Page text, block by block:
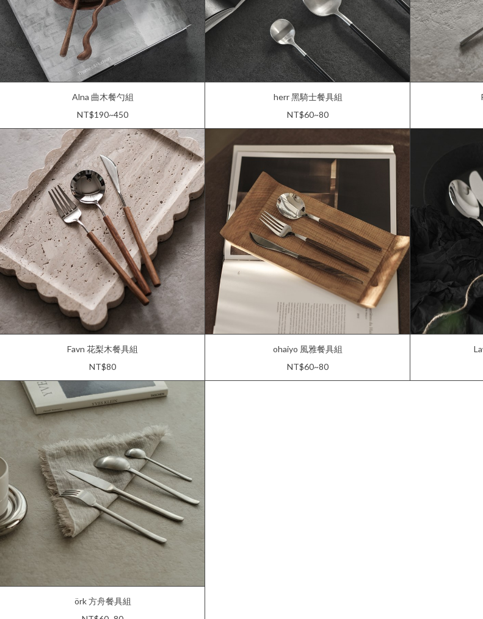
Alna 曲木餐勺組
NT$190~450
herr 黑騎士餐具組
NT$60~80
Favn 花梨木餐具組
NT$80
ohaiyo 風雅餐具組
NT$60~80
örk 方舟餐具組